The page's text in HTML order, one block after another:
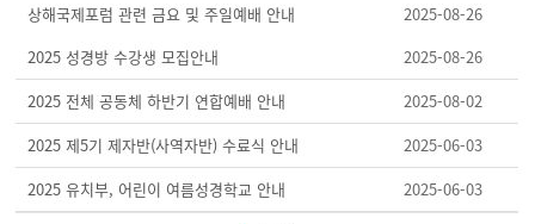
상해국제포럼 관련 금요 및 주일예배 안내
2025-08-26
2025 성경방 수강생 모집안내
2025-08-26
2025 전체 공동체 하반기 연합예배 안내
2025-08-02
2025 제5기 제자반(사역자반) 수료식 안내
2025-06-03
2025 유치부, 어린이 여름성경학교 안내
2025-06-03